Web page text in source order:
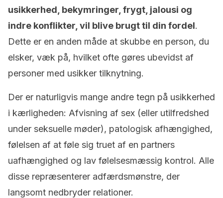
usikkerhed, bekymringer, frygt, jalousi og
indre konflikter, vil blive brugt til din fordel.
Dette er en anden måde at skubbe en person, du
elsker, væk på, hvilket ofte gøres ubevidst af
personer med usikker tilknytning.
Der er naturligvis mange andre tegn på usikkerhed
i kærligheden: Afvisning af sex (eller utilfredshed
under seksuelle møder), patologisk afhængighed,
følelsen af at føle sig truet af en partners
uafhængighed og lav følelsesmæssig kontrol. Alle
disse repræsenterer adfærdsmønstre, der
langsomt nedbryder relationer.